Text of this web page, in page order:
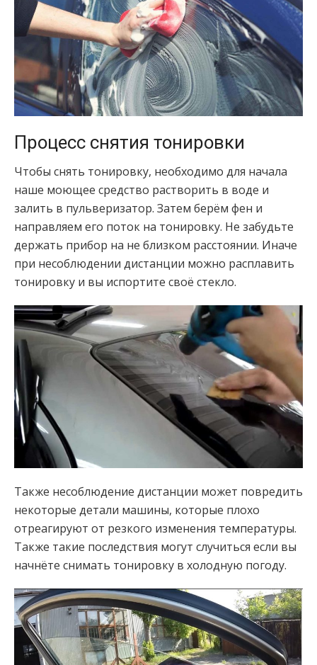
Процесс снятия тонировки
Чтобы снять тонировку, необходимо для начала
наше моющее средство растворить в воде и
залить в пульверизатор. Затем берём фен и
направляем его поток на тонировку. Не забудьте
держать прибор на не близком расстоянии. Иначе
при несоблюдении дистанции можно расплавить
тонировку и вы испортите своё стекло.
Также несоблюдение дистанции может повредить
некоторые детали машины, которые плохо
отреагируют от резкого изменения температуры.
Также такие последствия могут случиться если вы
начнёте снимать тонировку в холодную погоду.